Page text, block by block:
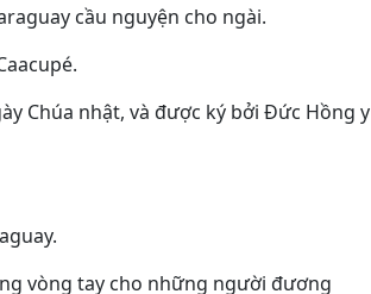
cầu nguyện cho ngài.
Chúa nhật, và được ký bởi Đức Hồng y
vòng tay cho những người đương